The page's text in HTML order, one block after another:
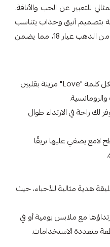
الخيار المثالي للتعبير عن الحب والأناقة.
بتصميم أنيق وجذاب يتناسب
مع جميع المناسبات. تم تصنيعها من الذهب عيار 18، مما يضمن
: تأتي التعليقة بشكل كلمة "Love" مزينة بقلبين
توفر لك راحة في الارتداء طوال
لامع يضفي عليها بريقًا
هدية مثالية للأحباء، حيث
مع ملابس يومية أو في
متعددة الاستخدامات.